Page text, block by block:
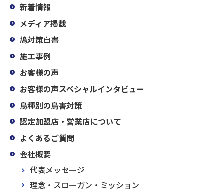
新着情報
メディア掲載
鳩対策白書
施工事例
お客様の声
お客様の声スペシャルインタビュー
鳥種別の鳥害対策
認定加盟店・営業店について
よくあるご質問
会社概要
代表メッセージ
理念・スローガン・ミッション